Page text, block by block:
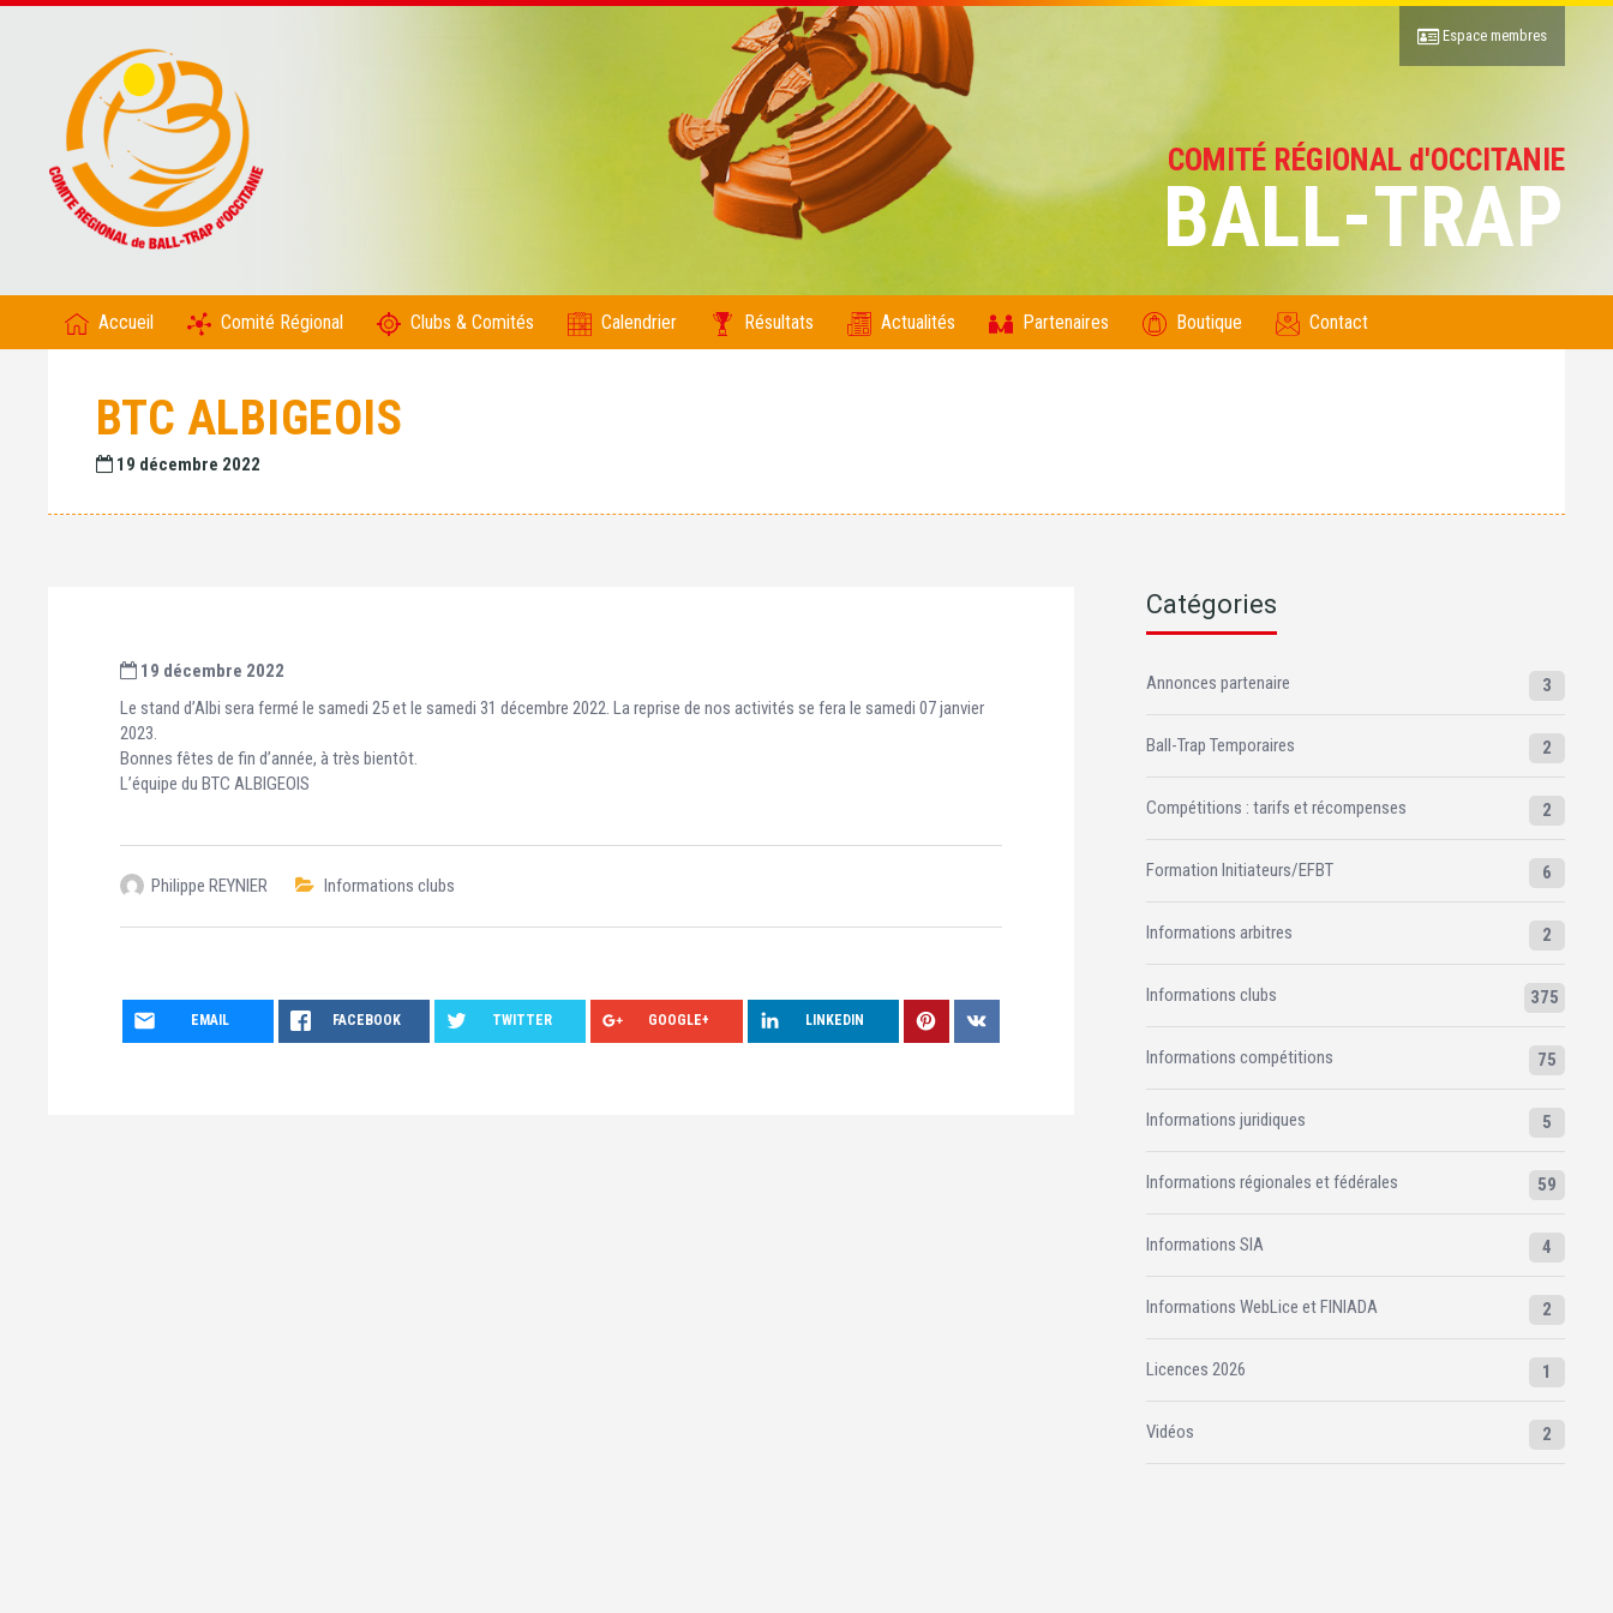
COMITÉ RÉGIONAL d'OCCITANIE
BALL-TRAP
Espace membres
Accueil Comité Régional Clubs & Comités Calendrier Résultats Actualités Partenaires Boutique Contact
BTC ALBIGEOIS
19 décembre 2022
19 décembre 2022
Le stand d’Albi sera fermé le samedi 25 et le samedi 31 décembre 2022. La reprise de nos activités se fera le samedi 07 janvier
2023.
Bonnes fêtes de fin d’année, à très bientôt.
L’équipe du BTC ALBIGEOIS
Philippe REYNIER Informations clubs
EMAIL FACEBOOK TWITTER GOOGLE+ LINKEDIN
Catégories
Annonces partenaire 3
Ball-Trap Temporaires 2
Compétitions : tarifs et récompenses 2
Formation Initiateurs/EFBT 6
Informations arbitres 2
Informations clubs 375
Informations compétitions 75
Informations juridiques 5
Informations régionales et fédérales 59
Informations SIA 4
Informations WebLice et FINIADA 2
Licences 2026 1
Vidéos 2